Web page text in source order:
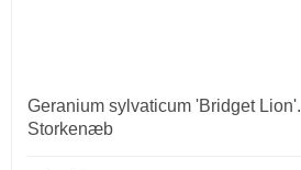
Geranium sylvaticum 'Bridget Lion'.
Storkenæb